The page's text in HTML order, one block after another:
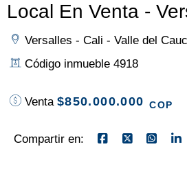
Local En Venta -
Versalles - Cali - Valle del
Código inmueble 4918
Venta $850.000.000COP
Compartir en: